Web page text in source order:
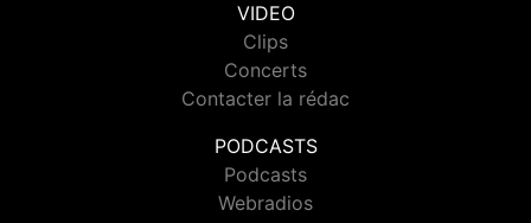
VIDEO
Clips
Concerts
Contacter la rédac
PODCASTS
Podcasts
Webradios